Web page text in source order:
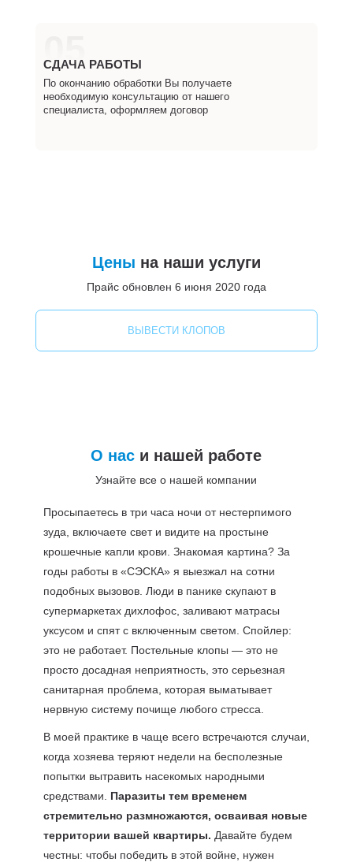
05
СДАЧА РАБОТЫ
По окончанию обработки Вы получаете
необходимую консультацию от нашего
специалиста, оформляем договор
Цены на наши услуги
Прайс обновлен 6 июня 2020 года
ВЫВЕСТИ КЛОПОВ
О нас и нашей работе
Узнайте все о нашей компании
Просыпаетесь в три часа ночи от нестерпимого
зуда, включаете свет и видите на простыне
крошечные капли крови. Знакомая картина? За
годы работы в «СЭСКА» я выезжал на сотни
подобных вызовов. Люди в панике скупают в
супермаркетах дихлофос, заливают матрасы
уксусом и спят с включенным светом. Спойлер:
это не работает. Постельные клопы — это не
просто досадная неприятность, это серьезная
санитарная проблема, которая выматывает
нервную систему почище любого стресса.
В моей практике в чаще всего встречаются случаи,
когда хозяева теряют недели на бесполезные
попытки вытравить насекомых народными
средствами. Паразиты тем временем
стремительно размножаются, осваивая новые
территории вашей квартиры. Давайте будем
честны: чтобы победить в этой войне, нужен